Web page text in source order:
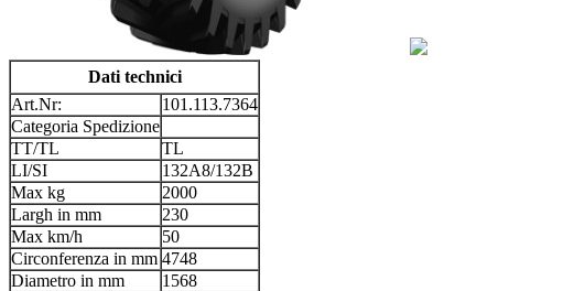
Dati technici
Art.Nr:
101.113.7364
Categoria Spedizione
TT/TL
TL
LI/SI
132A8/132B
Max kg
2000
Largh in mm
230
Max km/h
50
Circonferenza in mm 4748
Diametro in mm
1568